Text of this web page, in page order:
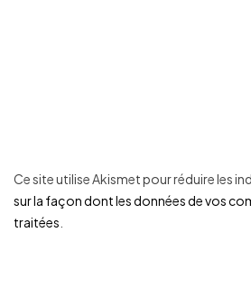
Ce site utilise Akismet pour réduire les
sur la façon dont les données de vos
traitées